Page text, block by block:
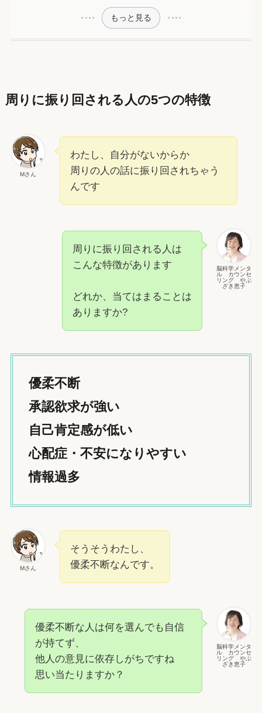
もっと見る
周りに振り回される人の5つの特徴
Mさん
わたし、自分がないからか
周りの人の話に振り回されちゃう
んです
脳科学メンタ
ル カウンセ
リング やぶ
ざき恵子
周りに振り回される人は
こんな特徴があります
どれか、当てはまることは
ありますか?
優柔不断
承認欲求が強い
自己肯定感が低い
心配症・不安になりやすい
情報過多
Mさん
そうそうわたし、
優柔不断なんです。
脳科学メンタ
ル カウンセ
リング やぶ
ざき恵子
優柔不断な人は何を選んでも自信
が持てず、
他人の意見に依存しがちですね
思い当たりますか？